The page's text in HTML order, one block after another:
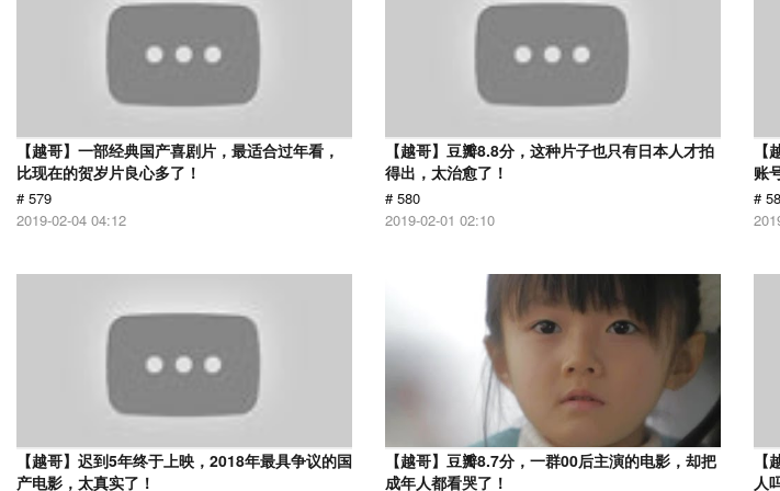
【越哥】一部经典国产喜剧片，最适合过年看，
比现在的贺岁片良心多了！
# 579
2019-02-04 04:12
【越哥】豆瓣8.8分，这种片子也只有日本人才拍
得出，太治愈了！
# 580
2019-02-01 02:10
账
#
【越哥】迟到5年终于上映，2018年最具争议的国
产电影，太真实了！
【越哥】豆瓣8.7分，一群00后主演的电影，却把
成年人都看哭了！
人